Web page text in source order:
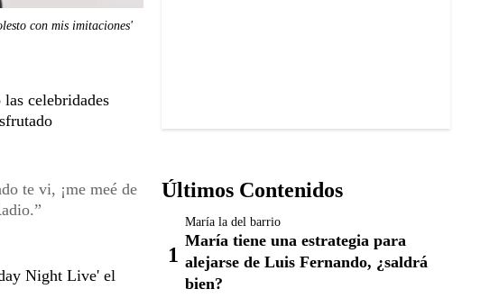
con mis imitaciones'
celebridades
te vi, ¡me meé de
Night Live' el
Últimos Contenidos
María la del barrio
María tiene una estrategia para
alejarse de Luis Fernando, ¿saldrá
bien?